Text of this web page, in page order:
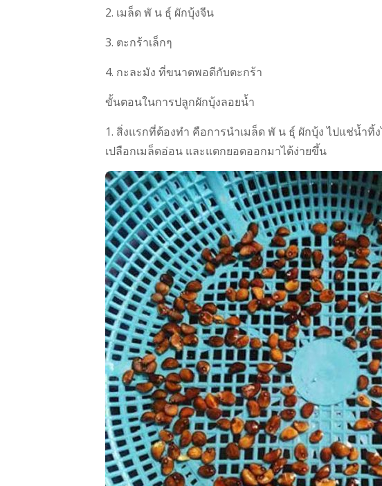
2. เมล็ด พั น ธุ์ ผักบุ้งจีน
3. ตะกร้าเล็กๆ
4. กะละมัง ที่ขนาดพอดีกับตะกร้า
ขั้นตอนในการปลูกผักบุ้งลอยน้ำ
1. สิ่งแรกที่ต้องทำ คือการนำเมล็ด พั น ธุ์ ผักบุ้ง ไปแช่น้ำ
เปลือกเมล็ดอ่อน และแตกยอดออกมาได้ง่ายขึ้น